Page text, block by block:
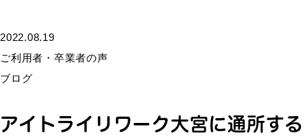
2022.08.19
ご利用者・卒業者の声
ブログ
アイトライリワーク大宮に通所する